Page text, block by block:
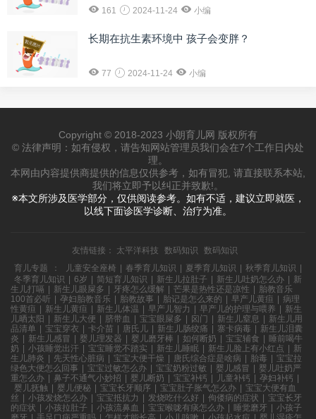
161 2024-11-24 小编
长期在抗生素环境中 孩子会变胖？
77 2024-11-24 小编
Copyright © 2018-2023 小朗育儿网 版权所有
© 法律声明：如有侵权，请告知网站管理员我们会在7个工作日内处
理。
本网由内容提供商提供的信息仅供参考，如有冒犯, 请直接联系本站,
我们将立即予以纠正并致歉!。
※本文所涉及医学部分，仅供阅读参考。如有不适，建议立即就医，
以线下面诊医学诊断、治疗为准。
友情链接： 太平洋科技 数码知识
数码知识
育儿专题
： 儿童安全座椅 春季育儿知识 夏季育儿知识 秋季育儿知识
冬季育儿知识
6岁 简短育儿知识 新生儿拉肚子 新生儿吐奶怎么办
新
生儿打嗝
新生儿眼屎多 牙疼怎么缓解 芒果是热性还是凉性
胎教音乐
100首必听
孕妇胎教音乐 胎教故事 胎记是怎么来的 早产儿黄疸
病理
性黄疸
新生儿黄疸 新生儿体温 早产儿智力 早产儿的护理与喂养
新生
儿晒太阳
新生儿大便 脐带血 宝宝眼屎多 囟门 新生儿窒息
新生儿用
品清单
宝宝穿衣 卡介苗 唐氏儿 新生儿肠绞痛 寨卡病毒
新生儿泪囊
炎
新生儿感冒 婴儿理发器 婴儿磨牙棒 如何断奶 宝宝辅食
睡前喝牛
奶
小孩睡觉出汗 宝宝睡觉不踏实 新生儿睡眠 新生儿脸上有小红点
新
生儿肺炎
先天性心脏病 宝宝大便干燥 唐氏综合症是啥病 胎毒
宝宝拉
绿色大便怎么回事
宝宝过敏怎么办 宝宝奶粉过敏 婴儿感冒
婴儿吐奶严
重怎么办
鼻子不通气小妙招 婴儿断奶 宝宝补钙 儿童补钙 孕妇补钙
婴儿抚触
婴儿便秘 宝宝长牙顺序 宝宝肚子胀气怎么办
宝宝大便有血
丝
小孩发烧怎么办 宝宝抵抗力 发烧吃什么好 佝偻病的症状
宝宝长牙
的症状
小孩拉肚子 小孩流鼻血 宝宝喉咙有痰怎么办 睡觉磨牙
小孩子